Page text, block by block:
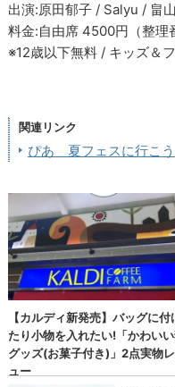
出演:原田郁子 / Salyu / 畠
料金:自由席 4500円（整理
※12歳以下無料 / キッズ＆
関連リンク
ぴあ 夏フェスに行こう